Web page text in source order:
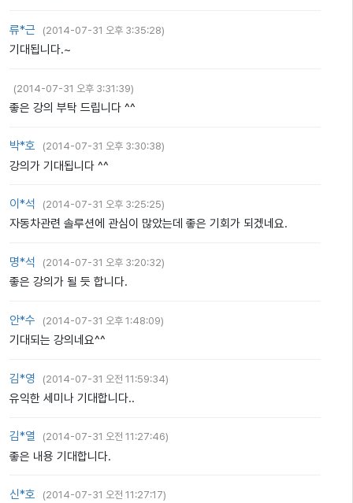
류*근 (2014-07-31 오후 3:35:28)
기대됩니다.~
(2014-07-31 오후 3:31:39)
좋은 강의 부탁 드립니다 ^^
박*호 (2014-07-31 오후 3:30:38)
강의가 기대됩니다 ^^
이*석 (2014-07-31 오후 3:25:25)
자동차관련 솔루션에 관심이 많았는데 좋은 기회가 되겠네요.
명*석 (2014-07-31 오후 3:20:32)
좋은 강의가 될 듯 합니다.
안*수 (2014-07-31 오후 1:48:09)
기대되는 강의네요^^
김*영 (2014-07-31 오전 11:59:34)
유익한 세미나 기대합니다..
김*열 (2014-07-31 오전 11:27:46)
좋은 내용 기대합니다.
신*호 (2014-07-31 오전 11:27:17)